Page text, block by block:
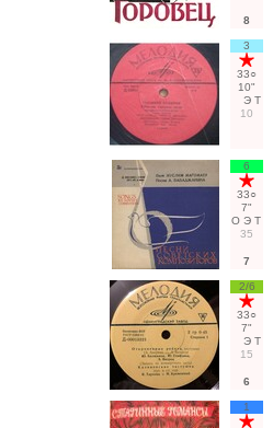
8
3
33○
10"
Э Т
10
6
33○
7"
О Э Т
35
7
2/6
33○
7"
Э Т
15
6
1